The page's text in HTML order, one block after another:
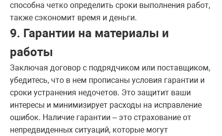
способна четко определить сроки выполнения работ,
также сэкономит время и деньги.
9. Гарантии на материалы и
работы
Заключая договор с подрядчиком или поставщиком,
убедитесь, что в нем прописаны условия гарантии и
сроки устранения недочетов. Это защитит ваши
интересы и минимизирует расходы на исправление
ошибок. Наличие гарантии – это страхование от
непредвиденных ситуаций, которые могут